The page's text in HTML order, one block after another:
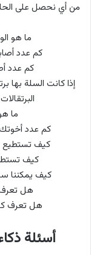
من أي نحصل على
ما هو
كم عدد
كم عدد
البرتقالات
ما
كم عدد
كيف تستطيع
كيف
كيف يمكننا
هل تعرف
هل تعرف
أسئلة ذكاء